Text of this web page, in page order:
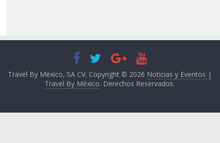
Travel By México, SA CV. Copyright © 2026 Noticias y Eventos |
Travel By México. Derechos Reservados.